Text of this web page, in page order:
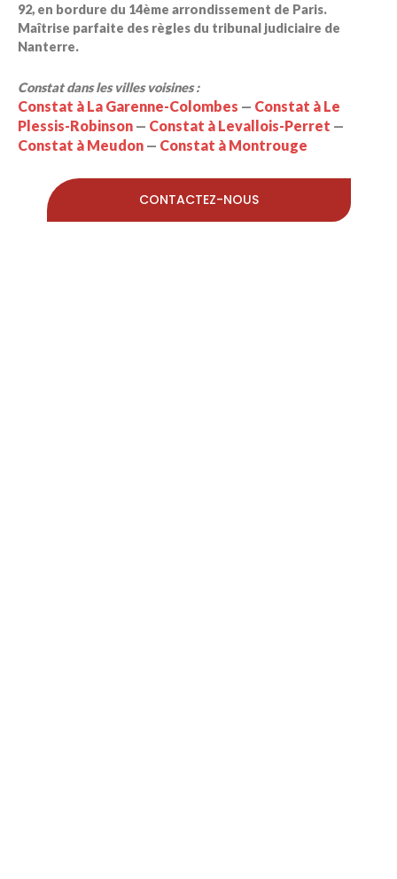
92, en bordure du 14ème arrondissement de Paris.
Maîtrise parfaite des règles du tribunal judiciaire de
Nanterre.
Constat dans les villes voisines :
Constat à La Garenne-Colombes — Constat à Le
Plessis-Robinson — Constat à Levallois-Perret —
Constat à Meudon — Constat à Montrouge
CONTACTEZ-NOUS